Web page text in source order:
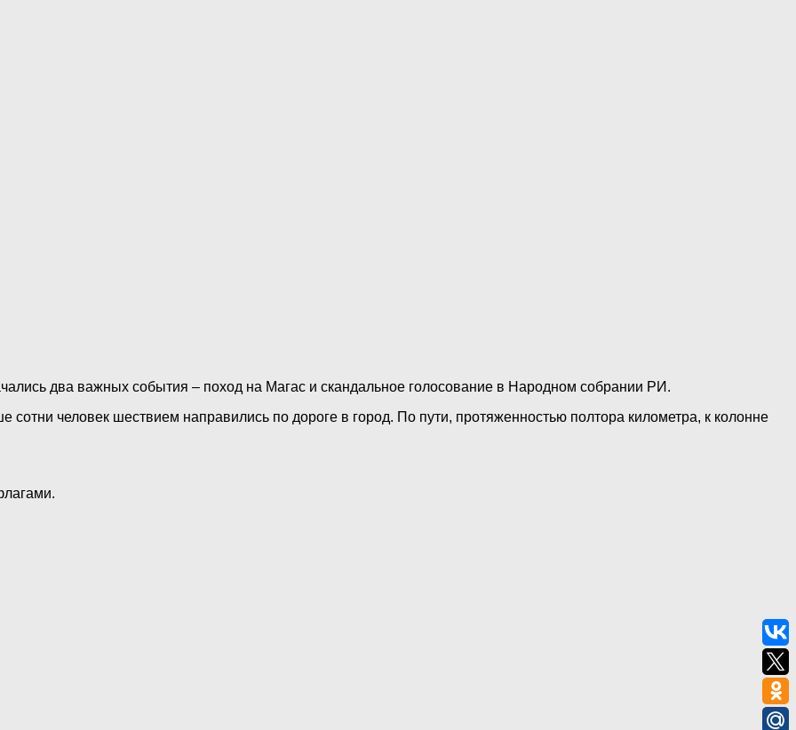
два важных события – поход на Магас и скандальное голосование в Народном собрании РИ.
сотни человек шествием направились по дороге в город. По пути, протяженностью полтора километра, к колонне